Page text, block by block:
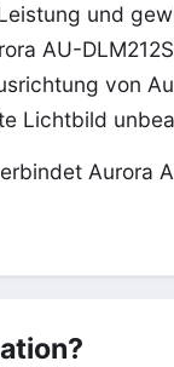
und
AU-
von
Lichtbild
Aurora